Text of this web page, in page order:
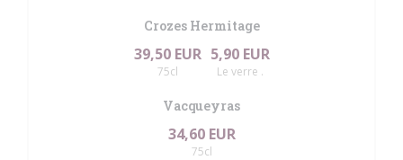
Crozes Hermitage
39,50 EUR
75cl
5,90 EUR
Le verre .
Vacqueyras
34,60 EUR
75cl